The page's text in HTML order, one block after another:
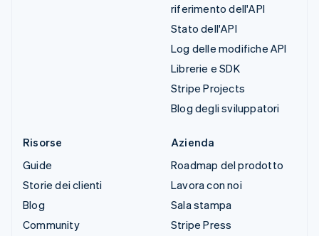
riferimento dell'API
Stato dell'API
Log delle modifiche API
Librerie e SDK
Stripe Projects
Blog degli sviluppatori
Risorse
Guide
Storie dei clienti
Blog
Community
Azienda
Roadmap del prodotto
Lavora con noi
Sala stampa
Stripe Press